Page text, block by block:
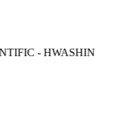
- HWASHIN